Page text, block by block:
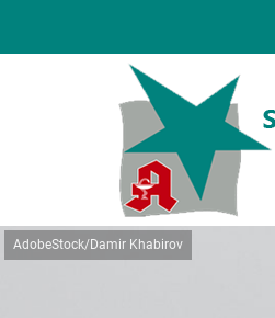
AdobeStock/Damir Khabirov